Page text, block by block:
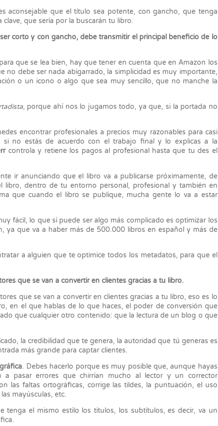
aconsejable que el título sea potente, con gancho, que tenga
que sería por la buscarán tu libro.
corto y con gancho, debe transmitir el principal beneficio de lo
que se lea bien, hay que tener en cuenta que en Amazon los
no debe ser nada abigarrado, la simplicidad es muy importante,
o un icono o algo que sea muy sencillo, que no manche la
, porque ahí nos lo jugamos todo, ya que, si la portada no
encontrar profesionales a precios muy razonables para casi
si no estás de acuerdo con el trabajo final y lo explicas a la
controla y retiene los pagos al profesional hasta que tu des el
ir anunciando que el libro va a publicarse próximamente, de
libro, dentro de tu entorno personal, profesional y también en
que cuando el libro se publique, mucha gente lo va a estar
fácil, lo que sí puede ser algo más complicado es optimizar los
ya que va a haber más de 500.000 libros en español y más de
a alguien que te optimice todos los metadatos, para que el
que se van a convertir en clientes gracias a tu libro.
que se van a convertir en clientes gracias a tu libro, eso es lo
en el que hablas de lo que haces, el poder de conversión que
que cualquier otro contenido: que la lectura de un blog o que
la credibilidad que te genera, la autoridad que tú generas es
más grande para captar clientes.
. Debes hacerlo porque es muy posible que, aunque hayas
a pasar errores que chirrían mucho al lector y un corrector
las faltas ortográficas, corrige las tildes, la puntuación, el uso
mayúsculas, etc.
tenga el mismo estilo los títulos, los subtítulos, es decir, va un